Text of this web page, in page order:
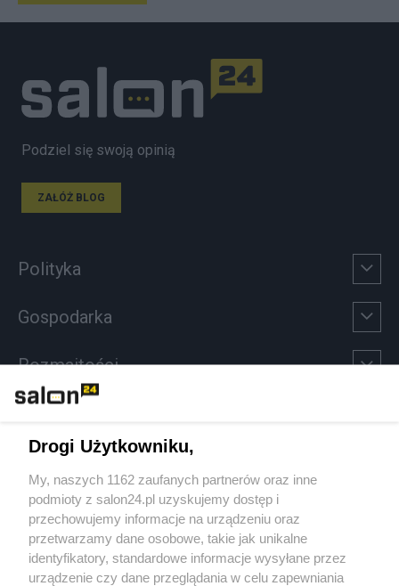
Podziel się swoją opinią
ZAŁÓŻ BLOG
Polityka
Gospodarka
Rozmaitości
Sport
Społeczeństwo
Kultura
Drogi Użytkowniku,
My, naszych 1162 zaufanych partnerów oraz inne
podmioty z salon24.pl uzyskujemy dostęp i
przechowujemy informacje na urządzeniu oraz
przetwarzamy dane osobowe, takie jak unikalne
identyfikatory, standardowe informacje wysyłane przez
urządzenie czy dane przeglądania w celu zapewniania